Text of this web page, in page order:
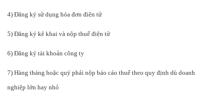
4) Đăng ký sử dụng hóa đơn điện tử
5) Đăng ký kê khai và nộp thuế điện tử
6) Đăng ký tài khoản công ty
7) Hàng tháng hoặc quý phải nộp báo cáo thuế theo quy định dù doanh
nghiệp lớn hay nhỏ